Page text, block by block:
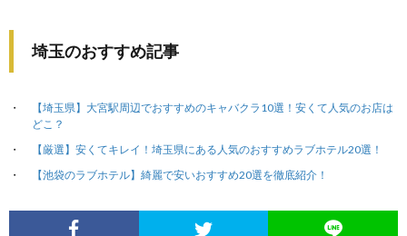
埼玉のおすすめ記事
【埼玉県】大宮駅周辺でおすすめのキャバクラ10選！安くて人気のお店は
どこ？
【厳選】安くてキレイ！埼玉県にある人気のおすすめラブホテル20選！
【池袋のラブホテル】綺麗で安いおすすめ20選を徹底紹介！